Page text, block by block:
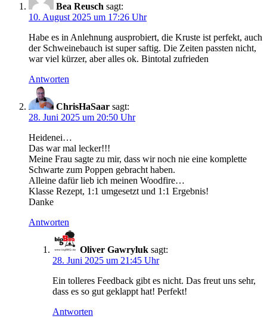
Bea Reusch sagt:
10. August 2025 um 17:26 Uhr
Habe es in Anlehnung ausprobiert, die Kruste ist perfekt, auch
der Schweinebauch ist super saftig. Die Zeiten passten nicht,
war viel kürzer, aber alles ok. Bintotal zufrieden
Antworten
ChrisHaSaar sagt:
28. Juni 2025 um 20:50 Uhr
Heidenei…
Das war mal lecker!!!
Meine Frau sagte zu mir, dass wir noch nie eine komplette
Schwarte zum Poppen gebracht haben.
Alleine dafür lieb ich meinen Woodfire…
Klasse Rezept, 1:1 umgesetzt und 1:1 Ergebnis!
Danke
Antworten
Oliver Gawryluk sagt:
28. Juni 2025 um 21:45 Uhr
Ein tolleres Feedback gibt es nicht. Das freut uns sehr,
dass es so gut geklappt hat! Perfekt!
Antworten